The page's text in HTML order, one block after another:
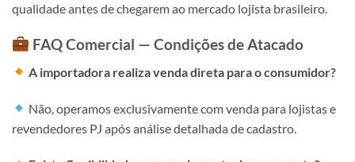
qualidade antes de chegarem ao mercado lojista brasileiro.
FAQ Comercial — Condições de Atacado
A importadora realiza venda direta para o consumidor?
Não, operamos exclusivamente com venda para lojistas e
revendedores PJ após análise detalhada de cadastro.